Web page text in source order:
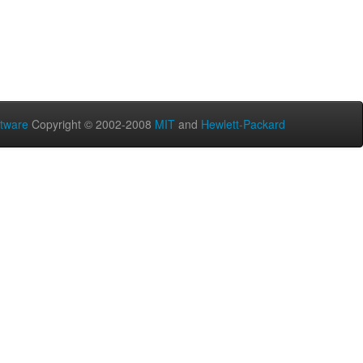
Copyright © 2002-2008 MIT and Hewlett-Packard